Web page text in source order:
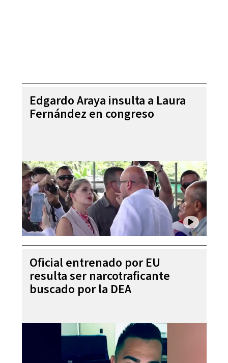
Edgardo Araya insulta a Laura
Fernández en congreso
Oficial entrenado por EU
resulta ser narcotraficante
buscado por la DEA